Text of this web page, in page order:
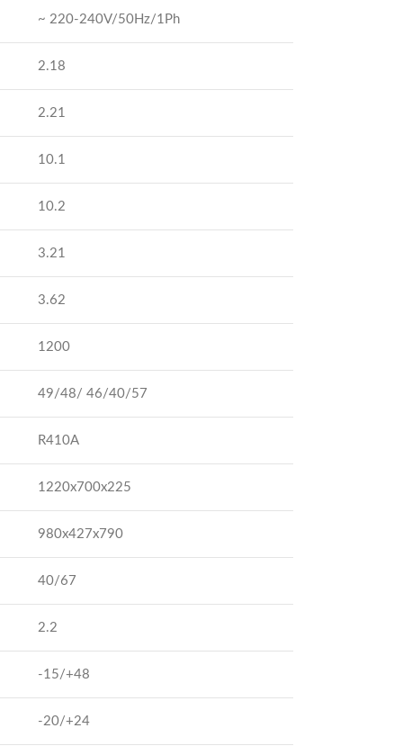
~ 220-240V/50Hz/1Ph
2.18
2.21
10.1
10.2
3.21
3.62
1200
49/48/ 46/40/57
R410A
1220x700x225
980х427х790
40/67
2.2
-15/+48
-20/+24